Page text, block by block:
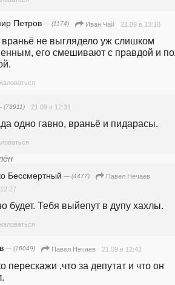
Петров — (1174) Иван Чай 21.09 в 13:18
не выглядело уж слишком
его смешивают с правдой и
21.09 в 12:31
одно гавно, враньё и пидарасы.
Бессмертный — (4477)
Павел Нечаев
будет. Тебя выйепут в дупу хахлы.
— (16049) Павел Нечаев 21.09 в 12:42
перескажи ,что за депутат и что он